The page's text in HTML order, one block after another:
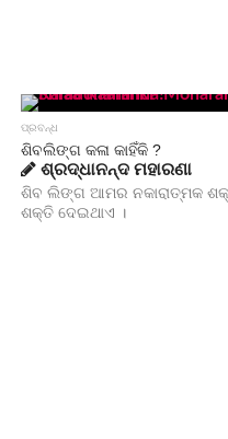
ପ୍ରବନ୍ଧ
ଶିବଲିଙ୍ଗ କଳା କାହିଁକି ?
ଶ୍ରଦ୍ଧାନନ୍ଦ ମହାରଣା
ଶିବ ଲିଙ୍ଗ ଆମର ନକାରାତ୍ମକ
ଶକ୍ତି ଦେଇଥାଏ ।